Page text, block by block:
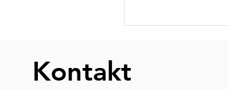
Kontakt